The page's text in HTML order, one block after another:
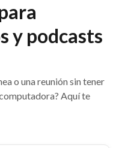
y podcasts
o una reunión sin tener
Aquí te